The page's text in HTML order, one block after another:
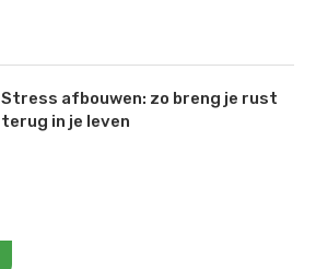
Stress afbouwen: zo breng je rust
terug in je leven